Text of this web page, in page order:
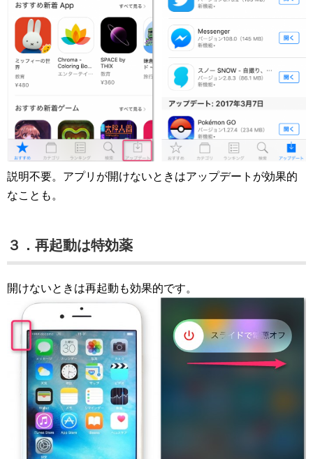
説明不要。アプリが開けないときはアップデートが効果的
なことも。
３．再起動は特効薬
開けないときは再起動も効果的です。